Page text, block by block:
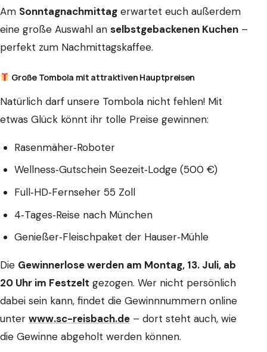
Am Sonntagnachmittag erwartet euch außerdem
eine große Auswahl an selbstgebackenen Kuchen –
perfekt zum Nachmittagskaffee.
Große Tombola mit attraktiven Hauptpreisen
Natürlich darf unsere Tombola nicht fehlen! Mit
etwas Glück könnt ihr tolle Preise gewinnen:
Rasenmäher‑Roboter
Wellness‑Gutschein Seezeit‑Lodge (500 €)
Full‑HD‑Fernseher 55 Zoll
4‑Tages‑Reise nach München
Genießer‑Fleischpaket der Hauser‑Mühle
Die Gewinnerlose werden am Montag, 13. Juli, ab
20 Uhr im Festzelt gezogen. Wer nicht persönlich
dabei sein kann, findet die Gewinnnummern online
unter www.sc-reisbach.de – dort steht auch, wie
die Gewinne abgeholt werden können.